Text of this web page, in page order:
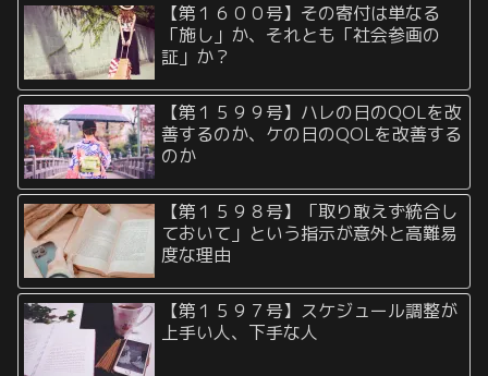
【第１６００号】その寄付は単なる
「施し」か、それとも「社会参画の
証」か？
【第１５９９号】ハレの日のQOLを改
善するのか、ケの日のQOLを改善する
のか
【第１５９８号】「取り敢えず統合し
ておいて」という指示が意外と高難易
度な理由
【第１５９７号】スケジュール調整が
上手い人、下手な人